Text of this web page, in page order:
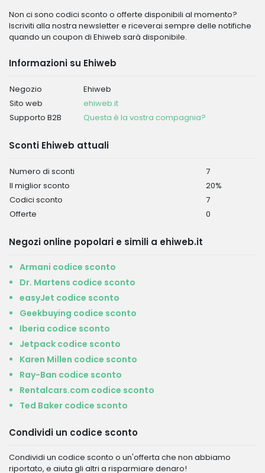
Non ci sono codici sconto o offerte disponibili al momento?
Iscriviti alla nostra newsletter e riceverai sempre delle notifiche
quando un coupon di Ehiweb sarà disponibile.
Informazioni su Ehiweb
Negozio
Ehiweb
Sito web
ehiweb.it
Supporto B2B
Questa è la vostra compagnia?
Sconti Ehiweb attuali
Numero di sconti
7
Il miglior sconto
20%
Codici sconto
7
Offerte
0
Negozi online popolari e simili a ehiweb.it
Armani codice sconto
Dr. Martens codice sconto
easyJet codice sconto
Geekbuying codice sconto
Iberia codice sconto
Jetpack codice sconto
Karen Millen codice sconto
Ray-Ban codice sconto
Rentalcars.com codice sconto
Ted Baker codice sconto
Condividi un codice sconto
Condividi un codice sconto o un'offerta che non abbiamo
riportato, e aiuta gli altri a risparmiare denaro!